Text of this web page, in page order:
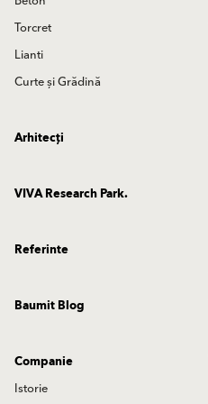
Torcret
Lianti
Curte și Grădină
Arhitecți
VIVA Research Park.
Referinte
Baumit Blog
Companie
Istorie